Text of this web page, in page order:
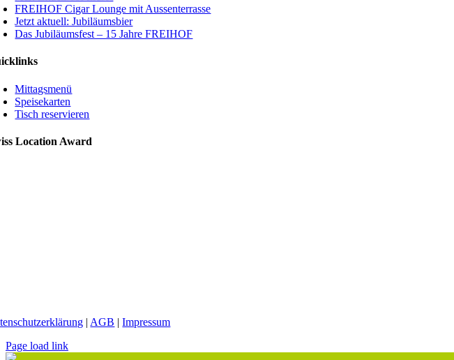
FREIHOF Cigar Lounge mit Aussenterrasse
Jetzt aktuell: Jubiläumsbier
Das Jubiläumsfest – 15 Jahre FREIHOF
Mittagsmenü
Speisekarten
Tisch reservieren
Location Award
| AGB |Impressum
Page load link